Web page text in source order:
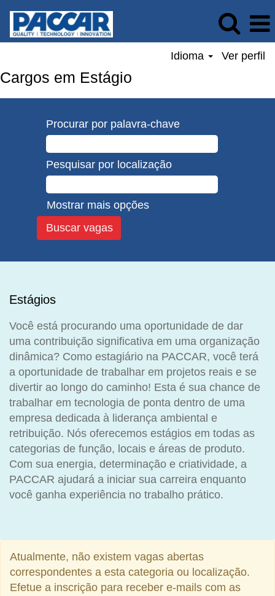
Idioma Ver perfil
Cargos em Estágio
Procurar por palavra-chave
Pesquisar por localização
Mostrar mais opções
Estágios
Você está procurando uma oportunidade de dar
uma contribuição significativa em uma organização
dinâmica? Como estagiário na PACCAR, você terá
a oportunidade de trabalhar em projetos reais e se
divertir ao longo do caminho! Esta é sua chance de
trabalhar em tecnologia de ponta dentro de uma
empresa dedicada à liderança ambiental e
retribuição. Nós oferecemos estágios em todas as
categorias de função, locais e áreas de produto.
Com sua energia, determinação e criatividade, a
PACCAR ajudará a iniciar sua carreira enquanto
você ganha experiência no trabalho prático.
Atualmente, não existem vagas abertas
correspondentes a esta categoria ou localização.
Efetue a inscrição para receber e-mails com as